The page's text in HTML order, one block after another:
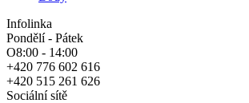
Infolinka
Pondělí - Pátek
O8:00 - 14:00
+420 776 602 616
+420 515 261 626
Sociální sítě